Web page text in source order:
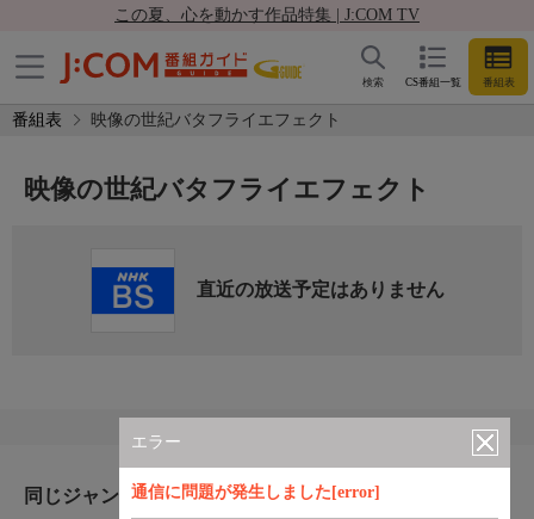
この夏、心を動かす作品特集 | J:COM TV
CS番組一覧 番組表
検索
番組表 映像の世紀バタフライエフェクト
エラー
通信に問題が発生しました[error]
映像の世紀バタフライエフェクト
直近の放送予定はありません
同じジャンルのおすすめ番組